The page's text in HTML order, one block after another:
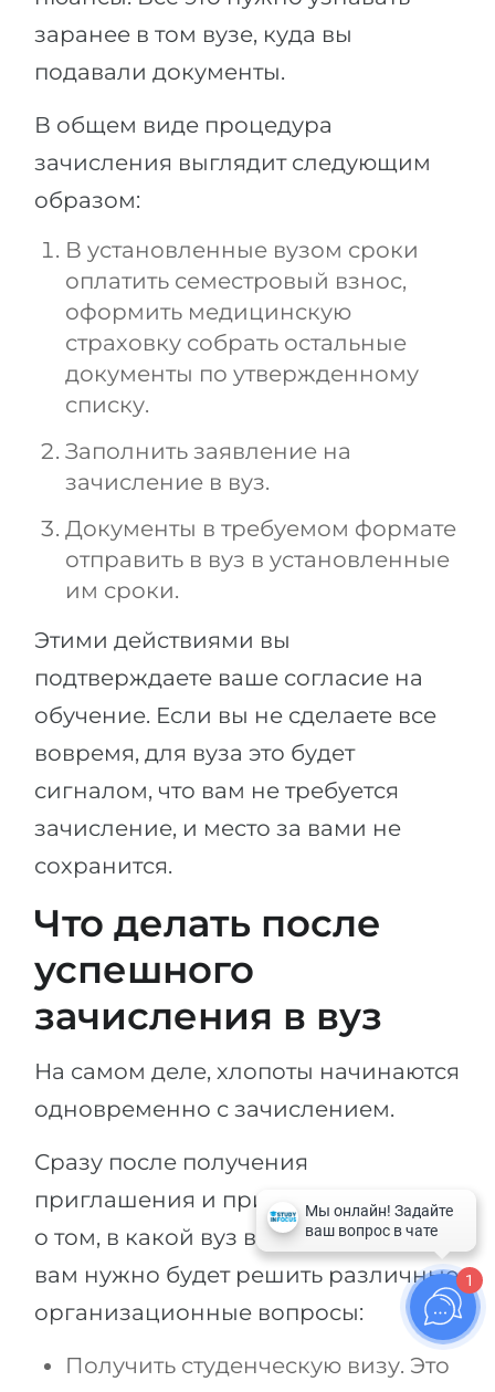
заранее в том вузе, куда вы
подавали документы.
В общем виде процедура
зачисления выглядит следующим
образом:
В установленные вузом сроки
оплатить семестровый взнос,
оформить медицинскую
страховку собрать остальные
документы по утвержденному
списку.
Заполнить заявление на
зачисление в вуз.
Документы в требуемом формате
отправить в вуз в установленные
им сроки.
Этими действиями вы
подтверждаете ваше согласие на
обучение. Если вы не сделаете все
вовремя, для вуза это будет
сигналом, что вам не требуется
зачисление, и место за вами не
сохранится.
Что делать после
успешного
зачисления в вуз
На самом деле, хлопоты начинаются
одновременно с зачислением.
Сразу после получения
приглашения и принятия решения
о том, в какой вуз вы отправитесь,
вам нужно будет решить различные
организационные вопросы:
Получить студенческую визу. Это
1